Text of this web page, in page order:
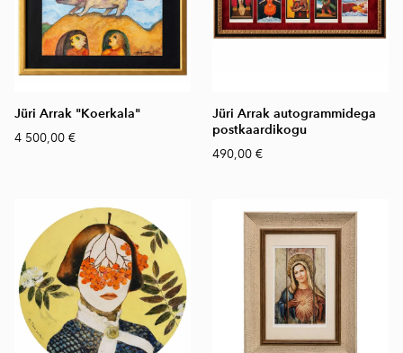
Jüri Arrak "Koerkala"
4 500,00 €
Jüri Arrak autogrammidega
postkaardikogu
490,00 €